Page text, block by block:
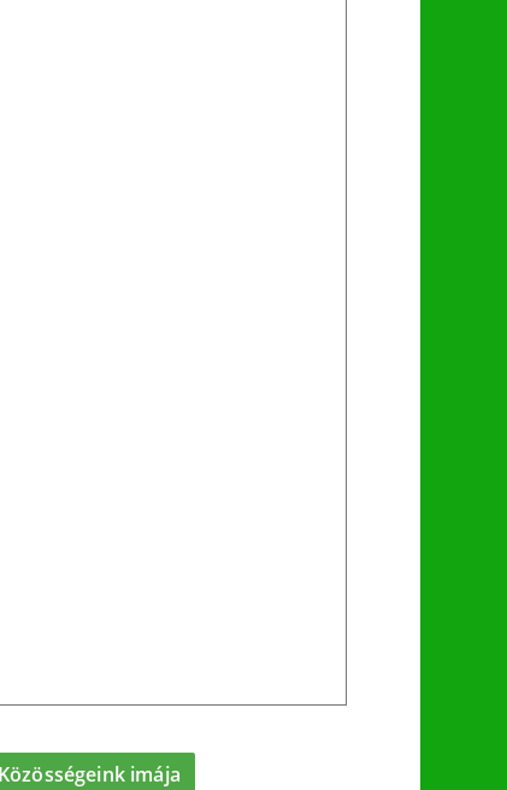
Közösségeink imája